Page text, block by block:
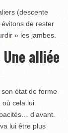
(descente
de rester
» les jambes.
alliée
état de forme
où cela lui
d’avant.
lui être plus